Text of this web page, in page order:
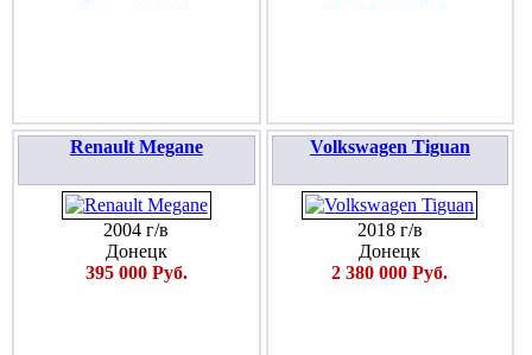
Renault Megane
2004 г/в
Донецк
395 000 Руб.
Volkswagen Tiguan
2018 г/в
Донецк
2 380 000 Руб.